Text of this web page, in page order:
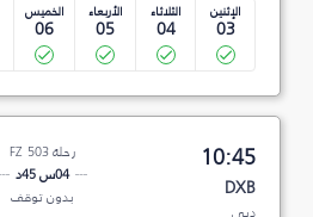
الإثنين
03
الثلاثاء
04
الأربعاء
05
الخميس
06
10:45
DXB
دبي
رحلة FZ 503
04س 45د
بدون توقف